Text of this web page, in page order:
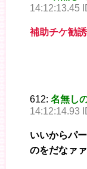
14:12:13.45
補助チケ勧
612: 名無し
14:12:14.93
いいからパ
のをだなァ